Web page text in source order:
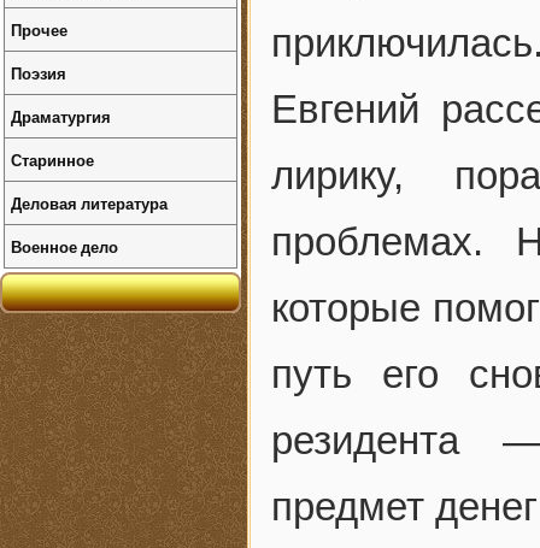
Евгений
лирику,
проблемах.
которые
путь его
резидента
предмет
Прочее
Поэзия
Драматургия
Старинное
Деловая литература
Военное дело